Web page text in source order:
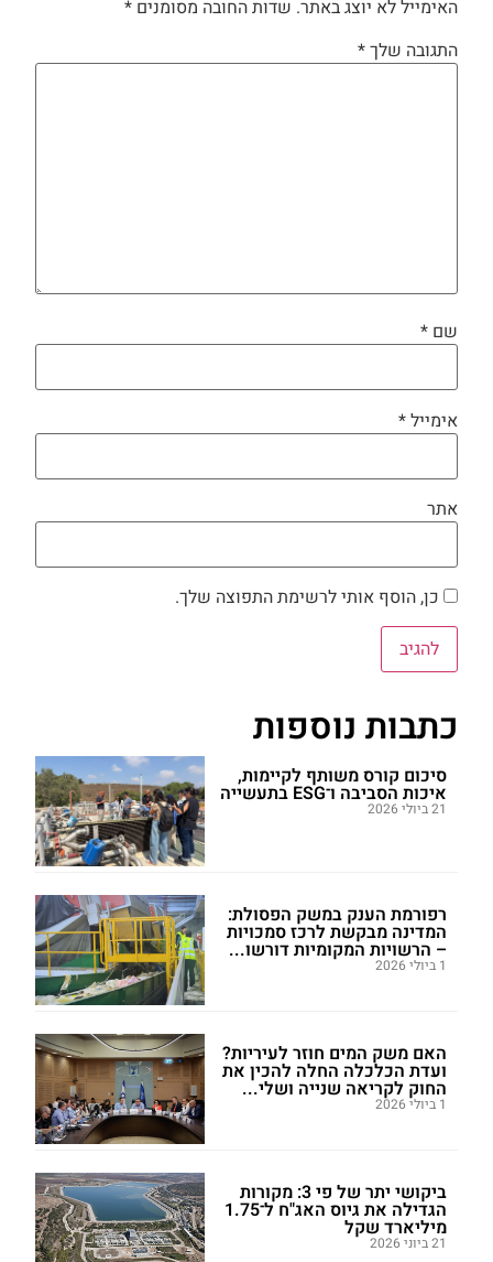
האימייל לא יוצג באתר. שדות החובה מסומנים *
התגובה שלך*
שם *
אימייל*
אתר
כן, הוסף אותי לרשימת התפוצה שלך.
כתבות נוספות
סיכום קורס משותף לקיימות,
איכות הסביבה ו־ESG בתעשייה
21 ביולי 2026
רפורמת הענק במשק הפסולת:
המדינה מבקשת לרכז סמכויות
– הרשויות המקומיות דורשו...
1 ביולי 2026
האם משק המים חוזר לעיריות?
ועדת הכלכלה החלה להכין את
החוק לקריאה שנייה ושלי...
1 ביולי 2026
ביקושי יתר של פי 3: מקורות
הגדילה את גיוס האג"ח ל־1.75
מיליארד שקל
21 ביוני 2026